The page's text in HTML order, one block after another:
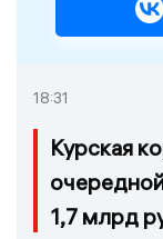
18:31
Курская
1,7 млрд